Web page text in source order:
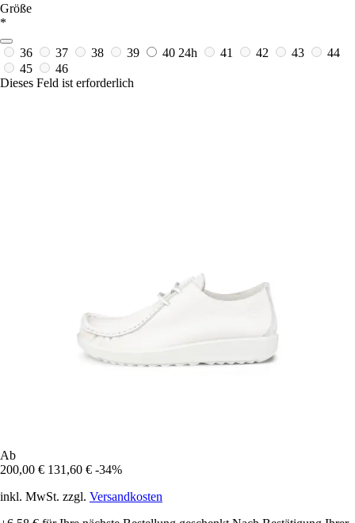
Größe
*
36 37 38 39 40 24h 41 42 43
44
45
46
Dieses Feld ist erforderlich
Ab
200,00 € 131,60 € -34%
inkl. MwSt. zzgl. Versandkosten